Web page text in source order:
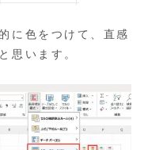
に色をつけて、直感
思います。